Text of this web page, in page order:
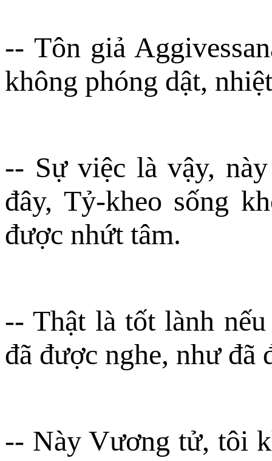
-- Tôn giả
không phóng dật,
-- Sự việc là vậy,
đây, Tỷ-kheo sống
được nhứt tâm.
-- Thật là tốt lành
đã được nghe, như đã
-- Này Vương tử, tôi